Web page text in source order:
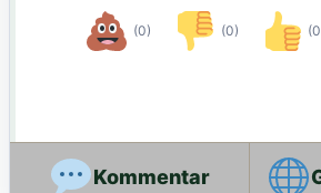
(0) (0)